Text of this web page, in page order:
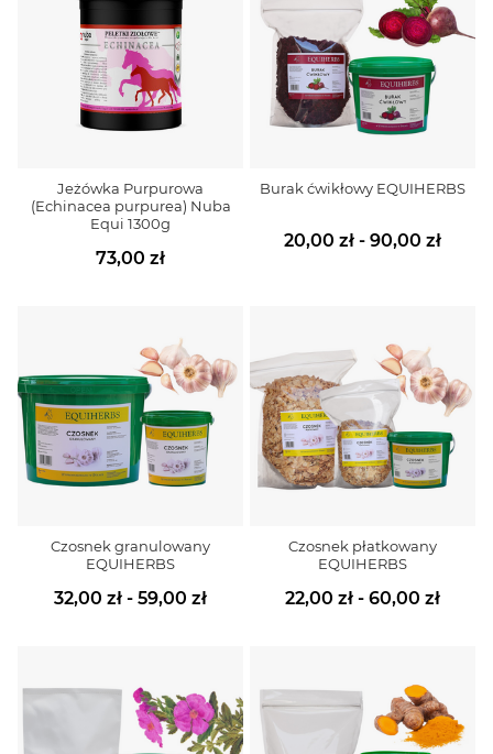
Jeżówka Purpurowa
(Echinacea purpurea) Nuba
Equi 1300g
73,00 zł
Burak ćwikłowy EQUIHERBS
20,00 zł - 90,00 zł
Czosnek granulowany
EQUIHERBS
32,00 zł - 59,00 zł
Czosnek płatkowany
EQUIHERBS
22,00 zł - 60,00 zł